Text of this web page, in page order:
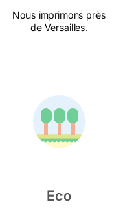
Nous imprimons près
de Versailles.
Eco